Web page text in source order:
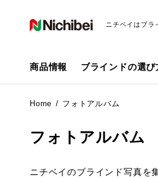
ニチベイはブラ
商品情報 ブラインドの選び
Home フォトアルバム
フォトアルバム
ニチベイのブラインド写真を